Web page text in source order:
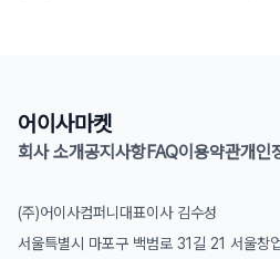
어이사마켓
회사 소개공지사항FAQ이용약관개인
(주)어이사컴퍼니 대표이사 김수성
서울특별시 마포구 백범로 31길 21 서울창